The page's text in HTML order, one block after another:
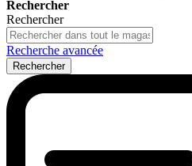
Rechercher
Rechercher
Recherche avancée
Rechercher